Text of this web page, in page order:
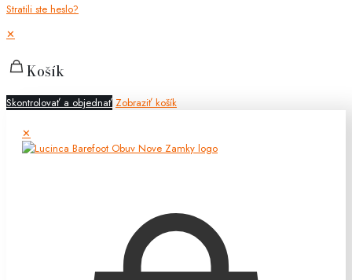
Stratili ste heslo?
✕
Košík
Skontrolovať a objednať Zobraziť košík
✕